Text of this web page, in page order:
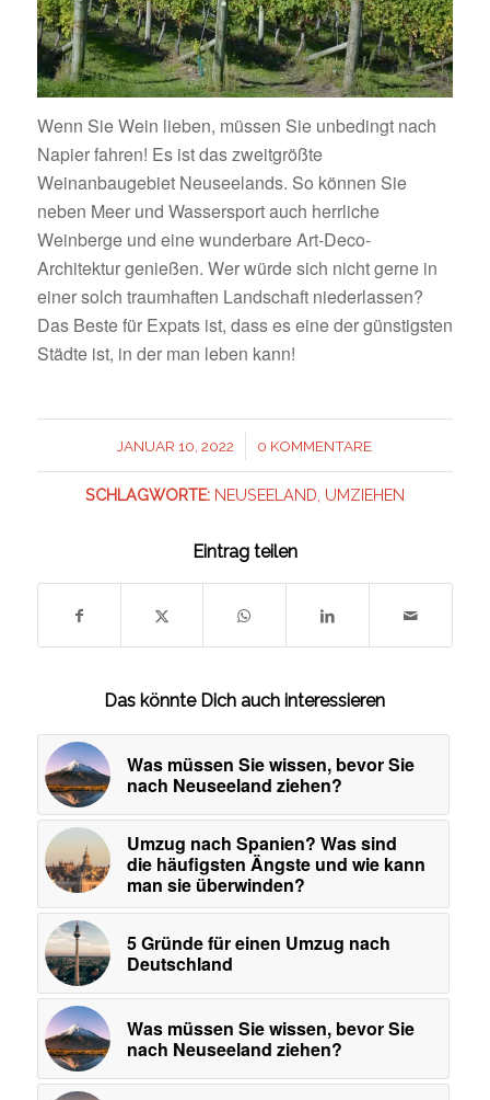
Wenn Sie Wein lieben, müssen Sie unbedingt nach
Napier fahren! Es ist das zweitgrößte
Weinanbaugebiet Neuseelands. So können Sie
neben Meer und Wassersport auch herrliche
Weinberge und eine wunderbare Art-Deco-
Architektur genießen. Wer würde sich nicht gerne in
einer solch traumhaften Landschaft niederlassen?
Das Beste für Expats ist, dass es eine der günstigsten
Städte ist, in der man leben kann!
JANUAR 10, 2022
/ 0 KOMMENTARE
SCHLAGWORTE: NEUSEELAND UMZIEHEN
Eintrag teilen
Das könnte Dich auch interessieren
Was müssen Sie wissen, bevor Sie
nach Neuseeland ziehen?
Umzug nach Spanien? Was sind
die häufigsten Ängste und wie kann
man sie überwinden?
5 Gründe für einen Umzug nach
Deutschland
Was müssen Sie wissen, bevor Sie
nach Neuseeland ziehen?